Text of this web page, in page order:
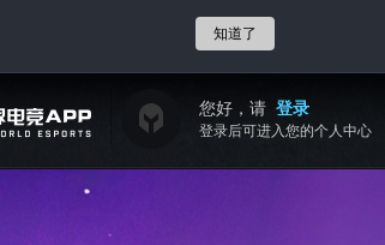
知道了
您好，请 登录
登录后可进入您的个人中心